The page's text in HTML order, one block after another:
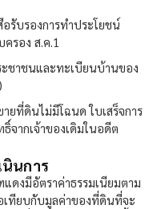
รับรองการทำประโยชน์
รอง ส.ค.1
ชาชนและทะเบียนบ้านของ
ยที่ดินไม่มีโฉนด ใบเสร็จการ
จากเจ้าของเดิมในอดีต
นินการ
ดงมีอัตราค่าธรรมเนียมตาม
เทียบกับมูลค่าของที่ดินที่จะ